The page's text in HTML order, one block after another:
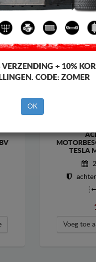
2-3 mm dik, eenvoudig te
TESLA
Voeg toe
VERZENDING + 10%
CODE: ZOMER
OK